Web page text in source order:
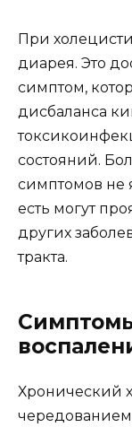
При
диарея. Это
симптом,
дисбаланса
состояний.
симптомов не
есть могут
других
тракта.
Хронический